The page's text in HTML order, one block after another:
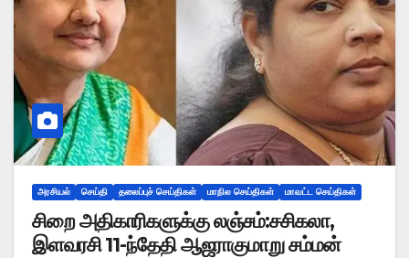
அரசியல் செய்தி தலைப்புச் செய்திகள் மாநில செய்திகள் மாவட்ட செய்திகள்
சிறை அதிகாரிகளுக்கு லஞ்சம்:சசிகலா,
இளவரசி 11-ந்தேதி ஆஜராகுமாறு சம்மன்